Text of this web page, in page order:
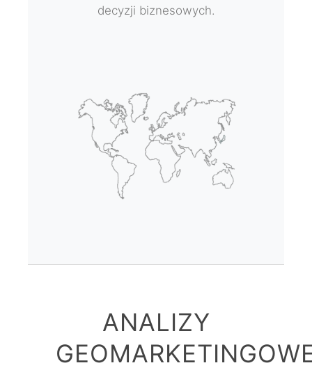
decyzji biznesowych.
ANALIZY